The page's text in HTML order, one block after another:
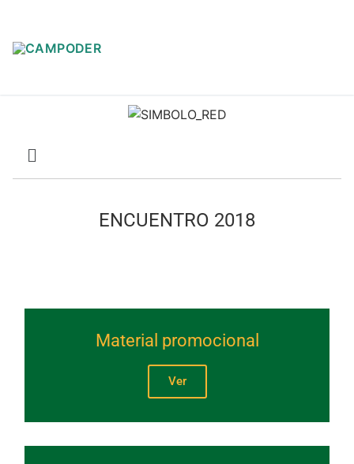
ENCUENTRO 2018
Material promocional
Ver